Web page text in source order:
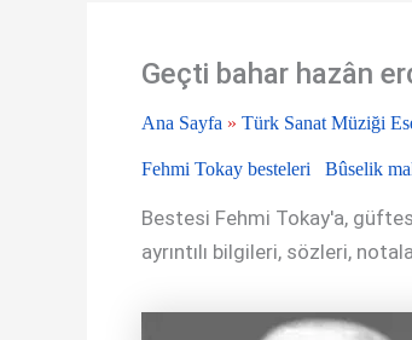
Geçti bahar hazân
Ana Sayfa » Türk Sanat Müziği
Fehmi Tokay besteleri Bûselik
Bestesi Fehmi Tokay'a,
ayrıntılı bilgileri, sözleri,